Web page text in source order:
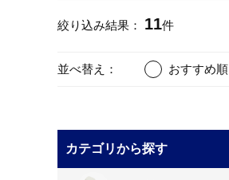
絞り込み結果： 11件
並べ替え： おすすめ順
カテゴリから探す